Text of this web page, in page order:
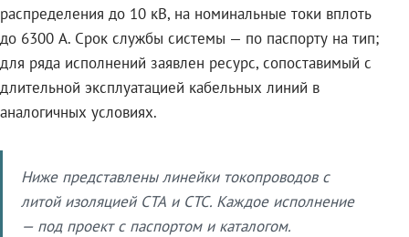
распределения до 10 кВ, на номинальные токи вплоть
до 6300 А. Срок службы системы — по паспорту на тип;
для ряда исполнений заявлен ресурс, сопоставимый с
длительной эксплуатацией кабельных линий в
аналогичных условиях.
Ниже представлены линейки токопроводов с
литой изоляцией СТА и СТС. Каждое исполнение
— под проект с паспортом и каталогом.